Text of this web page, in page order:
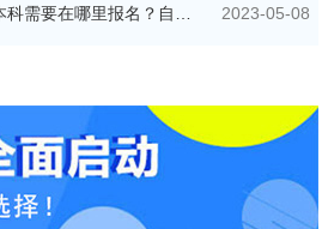
自考本科需要在哪里报名？自己可以报名吗？ 2023-05-08